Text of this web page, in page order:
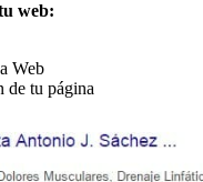
web:
Web
de tu página